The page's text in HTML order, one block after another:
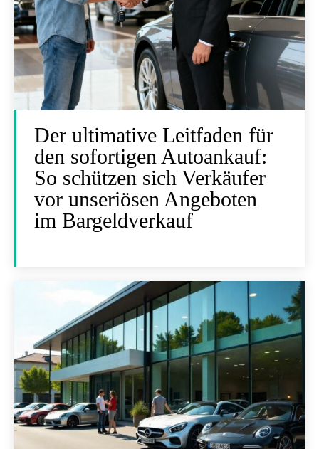
Der ultimative Leitfaden für
den sofortigen Autoankauf:
So schützen sich Verkäufer
vor unseriösen Angeboten
im Bargeldverkauf